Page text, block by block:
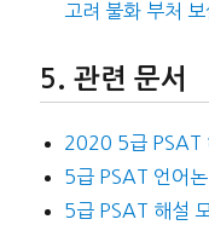
고려 불화 부처
관련 문서
2020 5급 PSAT
5급 PSAT 언어
5급 PSAT 해설